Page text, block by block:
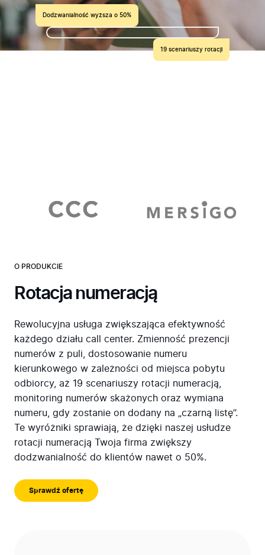
Dodzwanialność wyższa o 50%
19 scenariuszy rotacji
O PRODUKCIE
Rotacja numeracją
Rewolucyjna usługa zwiększająca efektywność
każdego działu call center. Zmienność prezencji
numerów z puli, dostosowanie numeru
kierunkowego w zależności od miejsca pobytu
odbiorcy, aż 19 scenariuszy rotacji numeracją,
monitoring numerów skażonych oraz wymiana
numeru, gdy zostanie on dodany na „czarną listę”.
Te wyróżniki sprawiają, że dzięki naszej usłudze
rotacji numeracją Twoja firma zwiększy
dodzwanialność do klientów nawet o 50%.
Sprawdź ofertę